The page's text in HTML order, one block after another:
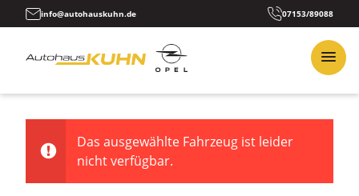
info@autohauskuhn.de 07153/89088
Das ausgewählte Fahrzeug ist leider
nicht verfügbar.